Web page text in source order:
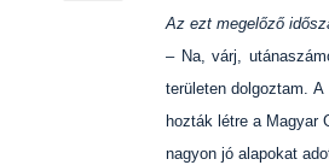
Az ezt megelőző
– Na, várj,
területen dolgoztam.
hozták létre a Magyar
nagyon jó alapokat